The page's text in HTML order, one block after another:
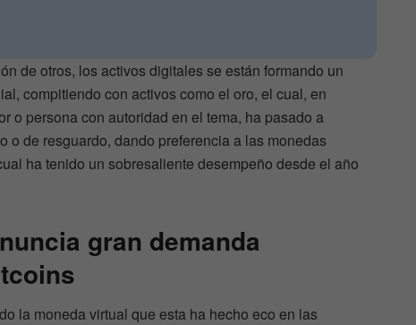
de otros, los activos digitales se están formando un
compitiendo con activos como el oro, el cual, en
o persona con autoridad en el tema, ha pasado a
o de resguardo, dando preferencia a las monedas
ha tenido un sobresaliente desempeño desde el año
gran demanda
la moneda virtual que esta ha hecho eco en las